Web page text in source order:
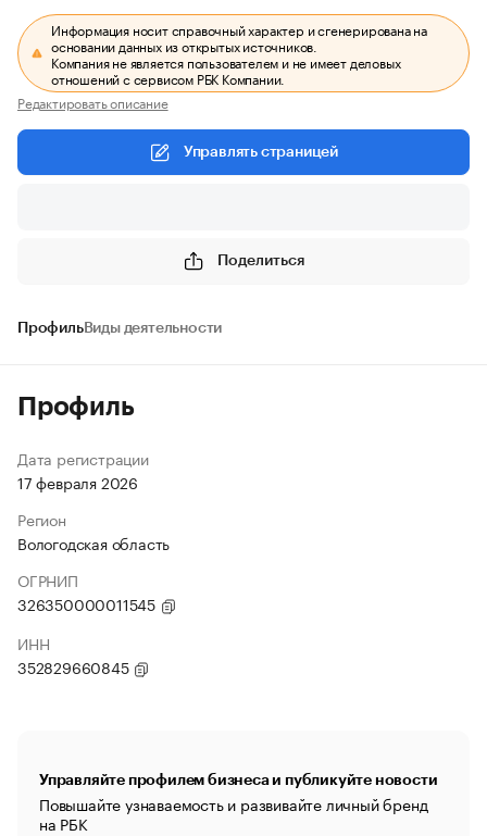
Информация носит справочный характер и сгенерирована на
основании данных из открытых источников.
Компания не является пользователем и не имеет деловых
отношений с сервисом РБК Компании.
Редактировать описание
Управлять страницей
Поделиться
ПрофильВиды деятельности
Профиль
Дата регистрации
17 февраля 2026
Регион
Вологодская область
ОГРНИП
326350000011545
ИНН
352829660845
Управляйте профилем бизнеса и публикуйте новости
Повышайте узнаваемость и развивайте личный бренд
на РБК